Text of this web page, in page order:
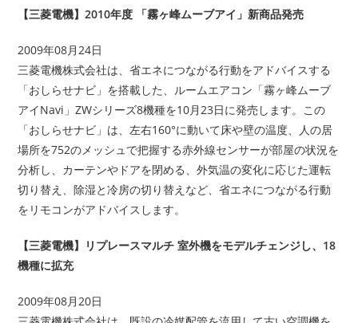
【三菱電機】2010年度 「霧ヶ峰ムーブアイ」新商品発売
2009年08月24日
三菱電機株式会社は、省エネにつながる行動をアドバイスする
「おしらせナビ」を搭載した、ルームエアコン「霧ヶ峰ムーブ
アイNavi」ZWシリーズ8機種を10月23日に発売します。この
「おしらせナビ」は、左右160°に動いて床や壁の温度、人の居
場所を752のメッシュで把握する赤外線センサーが部屋の状況を
分析し、カーテンやドアを閉める、外気温の変化に応じた運転
切り替え、除湿と冷房の切り替えなど、省エネにつながる行動
をリモコンがアドバイスします。
【三菱電機】リプレースマルチ 室外機をモデルチェンジし、18
機種に拡充
2009年08月20日